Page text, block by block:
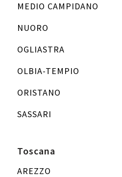
MEDIO CAMPIDANO
NUORO
OGLIASTRA
OLBIA-TEMPIO
ORISTANO
SASSARI
Toscana
AREZZO